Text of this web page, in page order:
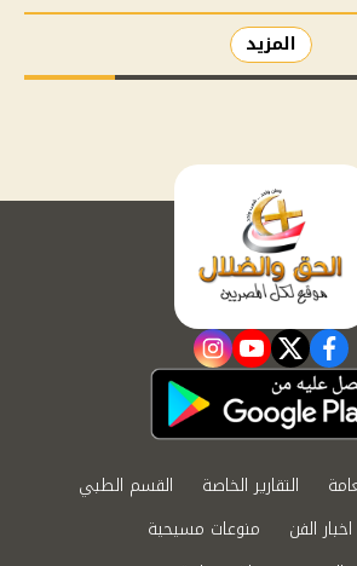
المزيد
facebook
twitter
youtube
instagram
التقارير الخاصة
القسم الطبي
اخبار الفن
منوعات مسيحية